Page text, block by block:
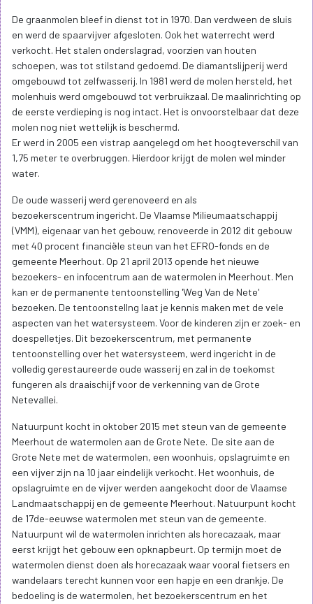
De graanmolen bleef in dienst tot in 1970. Dan verdween de sluis
en werd de spaarvijver afgesloten. Ook het waterrecht werd
verkocht. Het stalen onderslagrad, voorzien van houten
schoepen, was tot stilstand gedoemd. De diamantslijperij werd
omgebouwd tot zelfwasserij. In 1981 werd de molen hersteld, het
molenhuis werd omgebouwd tot verbruikzaal. De maalinrichting op
de eerste verdieping is nog intact. Het is onvoorstelbaar dat deze
molen nog niet wettelijk is beschermd.
Er werd in 2005 een vistrap aangelegd om het hoogteverschil van
1,75 meter te overbruggen. Hierdoor krijgt de molen wel minder
water.
De oude wasserij werd gerenoveerd en als
bezoekerscentrum ingericht. De Vlaamse Milieumaatschappij
(VMM), eigenaar van het gebouw, renoveerde in 2012 dit gebouw
met 40 procent financiële steun van het EFRO-fonds en de
gemeente Meerhout. Op 21 april 2013 opende het nieuwe
bezoekers- en infocentrum aan de watermolen in Meerhout. Men
kan er de permanente tentoonstelling 'Weg Van de Nete'
bezoeken. De tentoonstellng laat je kennis maken met de vele
aspecten van het watersysteem. Voor de kinderen zijn er zoek- en
doespelletjes. Dit bezoekerscentrum, met permanente
tentoonstelling over het watersysteem, werd ingericht in de
volledig gerestaureerde oude wasserij en zal in de toekomst
fungeren als draaischijf voor de verkenning van de Grote
Netevallei.
Natuurpunt kocht in oktober 2015 met steun van de gemeente
Meerhout de watermolen aan de Grote Nete. De site aan de
Grote Nete met de watermolen, een woonhuis, opslagruimte en
een vijver zijn na 10 jaar eindelijk verkocht. Het woonhuis, de
opslagruimte en de vijver werden aangekocht door de Vlaamse
Landmaatschappij en de gemeente Meerhout. Natuurpunt kocht
de 17de-eeuwse watermolen met steun van de gemeente.
Natuurpunt wil de watermolen inrichten als horecazaak, maar
eerst krijgt het gebouw een opknapbeurt. Op termijn moet de
watermolen dienst doen als horecazaak waar vooral fietsers en
wandelaars terecht kunnen voor een hapje en een drankje. De
bedoeling is de watermolen, het bezoekerscentrum en het